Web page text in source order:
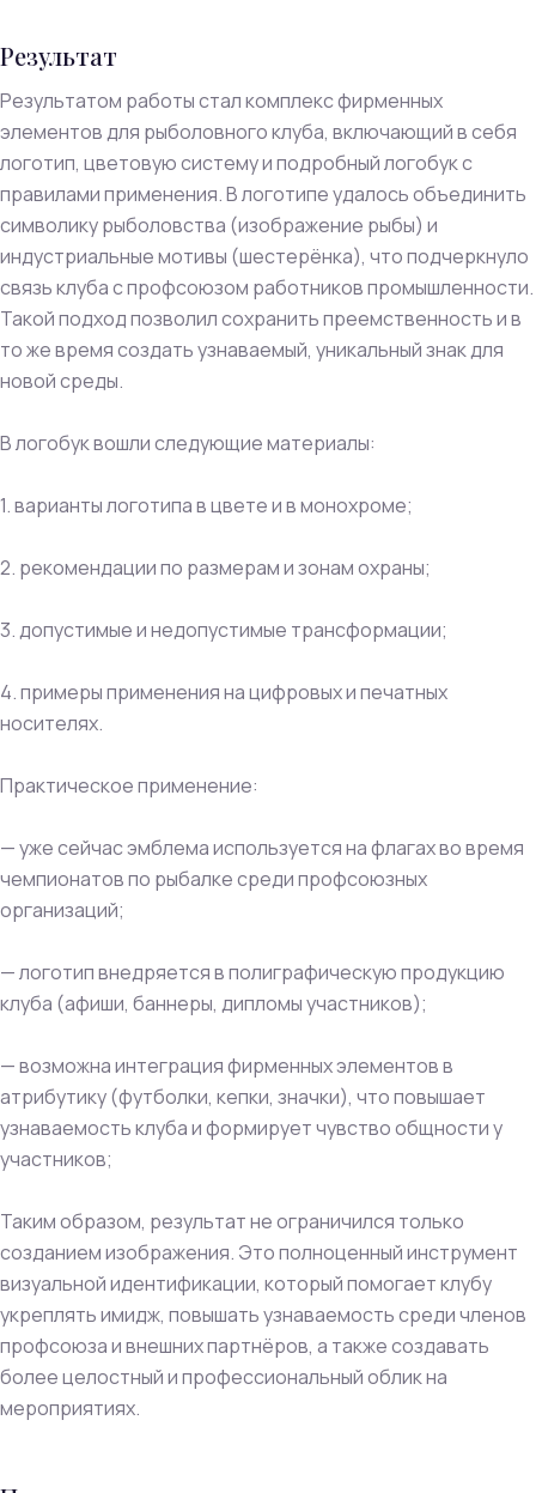
Результат
Результатом работы стал комплекс фирменных
элементов для рыболовного клуба, включающий в себя
логотип, цветовую систему и подробный логобук с
правилами применения. В логотипе удалось объединить
символику рыболовства (изображение рыбы) и
индустриальные мотивы (шестерёнка), что подчеркнуло
связь клуба с профсоюзом работников промышленности.
Такой подход позволил сохранить преемственность и в
то же время создать узнаваемый, уникальный знак для
новой среды.
В логобук вошли следующие материалы:
1. варианты логотипа в цвете и в монохроме;
2. рекомендации по размерам и зонам охраны;
3. допустимые и недопустимые трансформации;
4. примеры применения на цифровых и печатных
носителях.
Практическое применение:
— уже сейчас эмблема используется на флагах во время
чемпионатов по рыбалке среди профсоюзных
организаций;
— логотип внедряется в полиграфическую продукцию
клуба (афиши, баннеры, дипломы участников);
— возможна интеграция фирменных элементов в
атрибутику (футболки, кепки, значки), что повышает
узнаваемость клуба и формирует чувство общности у
участников;
Таким образом, результат не ограничился только
созданием изображения. Это полноценный инструмент
визуальной идентификации, который помогает клубу
укреплять имидж, повышать узнаваемость среди членов
профсоюза и внешних партнёров, а также создавать
более целостный и профессиональный облик на
мероприятиях.